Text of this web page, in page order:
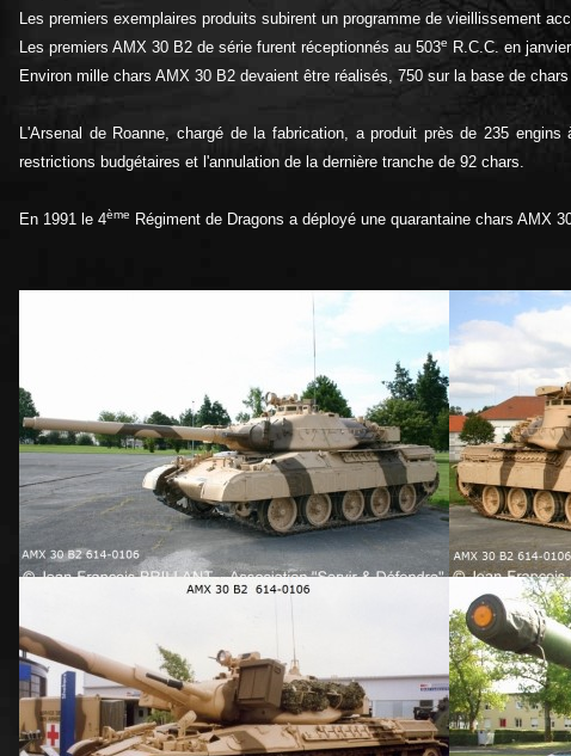
Les premiers exemplaires produits subirent un programme de vieillissement
Les premiers AMX 30 B2 de série furent réceptionnés au 503e R.C.C. en
Environ mille chars AMX 30 B2 devaient être réalisés, 750 sur la base de
L'Arsenal de Roanne, chargé de la fabrication, a produit près de 235
restrictions budgétaires et l'annulation de la dernière tranche de 92 chars.
En 1991 le 4ème Régiment de Dragons a déployé une quarantaine chars AMX